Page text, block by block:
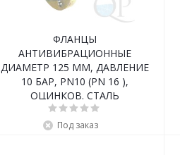
ФЛАНЦЫ
АНТИВИБРАЦИОННЫЕ
ДИАМЕТР 125 ММ, ДАВЛЕНИЕ
10 БАР, PN10 (PN 16 ),
ОЦИНКОВ. СТАЛЬ
Под заказ